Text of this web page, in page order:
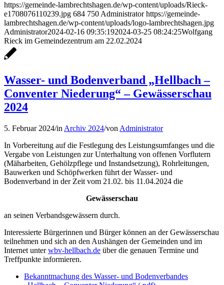
https://gemeinde-lambrechtshagen.de/wp-content/uploads/Rieck-
e1708076110239.jpg 684 750 Administrator https://gemeinde-
lambrechtshagen.de/wp-content/uploads/logo-lambrechtshagen.jpg
Administrator2024-02-16 09:35:192024-03-25 08:24:25Wolfgang
Rieck im Gemeindezentrum am 22.02.2024
Wasser- und Bodenverband „Hellbach –
Conventer Niederung“ – Gewässerschau
2024
5. Februar 2024/in Archiv 2024/von Administrator
In Vorbereitung auf die Festlegung des Leistungsumfanges und die
Vergabe von Leistungen zur Unterhaltung von offenen Vorflutern
(Mäharbeiten, Gehölzpflege und Instandsetzung), Rohrleitungen,
Bauwerken und Schöpfwerken führt der Wasser- und
Bodenverband in der Zeit vom 21.02. bis 11.04.2024 die
Gewässerschau
an seinen Verbandsgewässern durch.
Interessierte Bürgerinnen und Bürger können an der Gewässerschau
teilnehmen und sich an den Aushängen der Gemeinden und im
Internet unterwbv-hellbach.de über die genauen Termine und
Treffpunkte informieren.
Bekanntmachung des Wasser- und Bodenverbandes